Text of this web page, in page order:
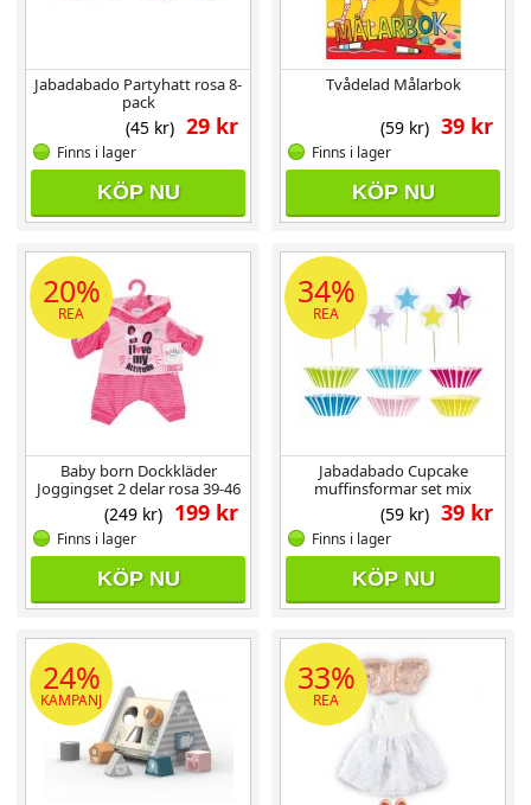
Jabadabado Partyhatt rosa 8-
pack
29 kr
(45 kr)
Finns i lager
KÖP NU
Tvådelad Målarbok
39 kr
(59 kr)
Finns i lager
KÖP NU
20%
REA
Baby born Dockkläder
Joggingset 2 delar rosa 39-46
cm
199 kr
(249 kr)
Finns i lager
KÖP NU
34%
REA
Jabadabado Cupcake
muffinsformar set mix
39 kr
(59 kr)
Finns i lager
KÖP NU
24%
KAMPANJ
33%
REA